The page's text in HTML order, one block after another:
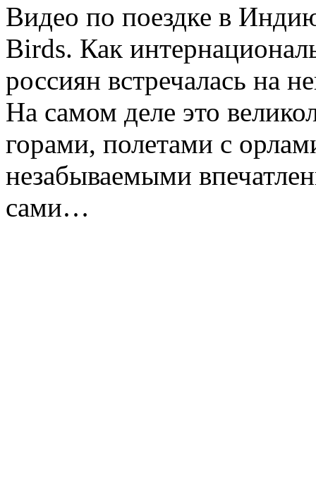
Видео по поездке в
Birds. Как
россиян встречалась на
На самом деле это
горами, полетами с
незабываемыми
сами…